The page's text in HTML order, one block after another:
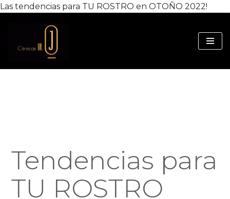
Las tendencias para TU ROSTRO en OTOÑO 2022!
Tendencias para
TU ROSTRO